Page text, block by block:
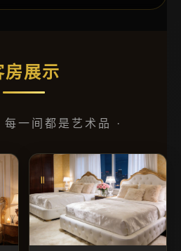
房展示
每一间都是艺术品 ·